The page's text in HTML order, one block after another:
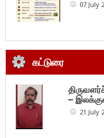
07 July
கட்டுரை
–
21 July